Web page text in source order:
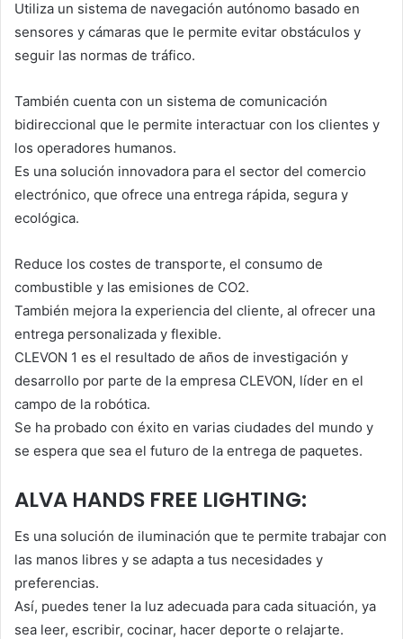
Utiliza un sistema de navegación autónomo basado en
sensores y cámaras que le permite evitar obstáculos y
seguir las normas de tráfico.
También cuenta con un sistema de comunicación
bidireccional que le permite interactuar con los clientes y
los operadores humanos.
Es una solución innovadora para el sector del comercio
electrónico, que ofrece una entrega rápida, segura y
ecológica.
Reduce los costes de transporte, el consumo de
combustible y las emisiones de CO2.
También mejora la experiencia del cliente, al ofrecer una
entrega personalizada y flexible.
CLEVON 1 es el resultado de años de investigación y
desarrollo por parte de la empresa CLEVON, líder en el
campo de la robótica.
Se ha probado con éxito en varias ciudades del mundo y
se espera que sea el futuro de la entrega de paquetes.
ALVA HANDS FREE LIGHTING:
Es una solución de iluminación que te permite trabajar con
las manos libres y se adapta a tus necesidades y
preferencias.
Así, puedes tener la luz adecuada para cada situación, ya
sea leer, escribir, cocinar, hacer deporte o relajarte.